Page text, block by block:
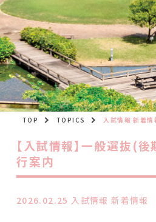
TOP TOPICS 入試情報 新着情
【入試情報】一般選抜(
行案内
2026.02.25 入試情報 新着情報